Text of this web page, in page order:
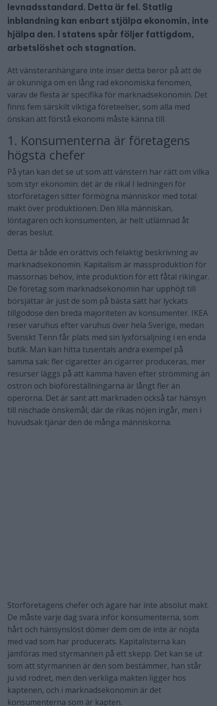
levnadsstandard. Detta är fel. Statlig
inblandning kan enbart stjälpa ekonomin, inte
hjälpa den. I statens spår följer fattigdom,
arbetslöshet och stagnation.
Att vänsteranhängare inte inser detta beror på att de
är okunniga om en lång rad ekonomiska fenomen,
varav de flesta är specifika för marknadsekonomin. Det
finns fem särskilt viktiga företeelser, som alla med
önskan att förstå ekonomi måste känna till.
1. Konsumenterna är företagens
högsta chefer
På ytan kan det se ut som att vänstern har rätt om vilka
som styr ekonomin: det är de rika! I ledningen för
storföretagen sitter förmögna människor med total
makt över produktionen. Den lilla människan,
löntagaren och konsumenten, är helt utlämnad åt
deras beslut.
Detta är både en orättvis och felaktig beskrivning av
marknadsekonomin. Kapitalism är massproduktion för
massornas behov, inte produktion för ett fåtal rikingar.
De företag som marknadsekonomin har upphöjt till
börsjättar är just de som på bästa sätt har lyckats
tillgodose den breda majoriteten av konsumenter. IKEA
reser varuhus efter varuhus över hela Sverige, medan
Svenskt Tenn får plats med sin lyxförsäljning i en enda
butik. Man kan hitta tusentals andra exempel på
samma sak: fler cigaretter än cigarrer produceras, mer
resurser läggs på att kamma haven efter strömming än
ostron och bioföreställningarna är långt fler än
operorna. Det är sant att marknaden också tar hänsyn
till nischade önskemål, där de rikas nöjen ingår, men i
huvudsak tjänar den de många människorna.
Storföretagens chefer och ägare har inte absolut makt.
De måste varje dag svara inför konsumenterna, som
hårt och hänsynslöst dömer dem om de inte är nöjda
med vad som har producerats. Kapitalisterna kan
jämföras med styrmannen på ett skepp. Det kan se ut
som att styrmannen är den som bestämmer, han står
ju vid rodret, men den verkliga makten ligger hos
kaptenen, och i marknadsekonomin är det
konsumenterna som är kapten.